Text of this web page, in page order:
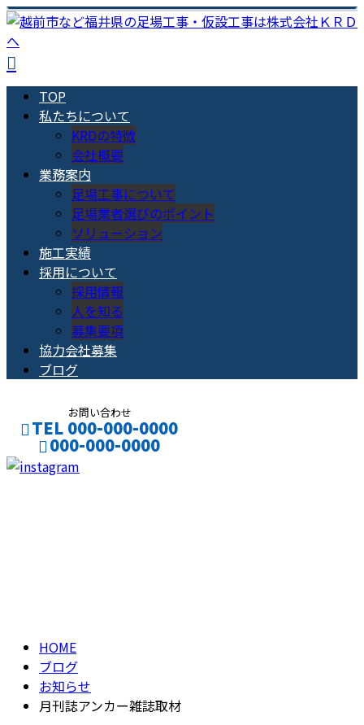
TOP
私たちについて
KRDの特徴
会社概要
業務案内
足場工事について
足場業者選びのポイント
ソリューション
施工実績
採用について
採用情報
人を知る
募集要項
協力会社募集
ブログ
お問い合わせ
TEL 000-000-0000
000-000-0000
HOME
ブログ
お知らせ
月刊誌アンカー雑誌取材